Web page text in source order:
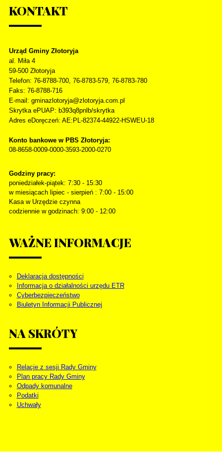
KONTAKT
Urząd Gminy Złotoryja
al. Miła 4
59-500 Złotoryja
Telefon: 76-8788-700, 76-8783-579, 76-8783-780
Faks: 76-8788-716
E-mail: gminazlotoryja@zlotoryja.com.pl
Skrytka ePUAP: b393q8pnlb/skrytka
Adres eDoręczeń: AE:PL-82374-44922-HSWEU-18
Konto bankowe w PBS Złotoryja:
08-8658-0009-0000-3593-2000-0270
Godziny pracy:
poniedziałek-piątek: 7:30 - 15:30
w miesiącach lipiec - sierpień : 7:00 - 15:00
Kasa w Urzędzie czynna
codziennie w godzinach: 9:00 - 12:00
WAŻNEINFORMACJE
Deklaracja dostępności
Informacja o działalności urzędu ETR
Cyberbezpieczeństwo
Biuletyn Informacji Publicznej
NA SKRÓTY
Relacje z sesji Rady Gminy
Plan pracy Rady Gminy
Odpady komunalne
Podatki
Uchwały